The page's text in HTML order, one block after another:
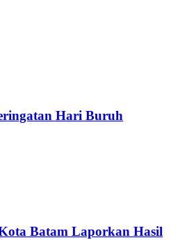
Hari Buruh
Batam Laporkan Hasil